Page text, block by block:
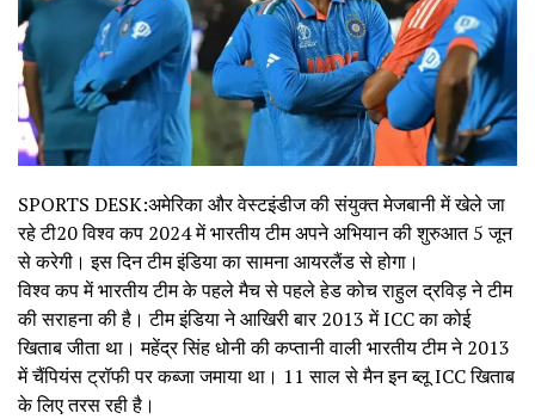
SPORTS DESK:अमेरिका और वेस्टइंडीज की संयुक्त मेजबानी में खेले जा
रहे टी20 विश्व कप 2024 में भारतीय टीम अपने अभियान की शुरुआत 5 जून
से करेगी। इस दिन टीम इंडिया का सामना आयरलैंड से होगा।
विश्व कप में भारतीय टीम के पहले मैच से पहले हेड कोच राहुल द्रविड़ ने टीम
की सराहना की है। टीम इंडिया ने आखिरी बार 2013 में ICC का कोई
खिताब जीता था। महेंद्र सिंह धोनी की कप्तानी वाली भारतीय टीम ने 2013
में चैंपियंस ट्रॉफी पर कब्जा जमाया था। 11 साल से मैन इन ब्लू ICC खिताब
के लिए तरस रही है।